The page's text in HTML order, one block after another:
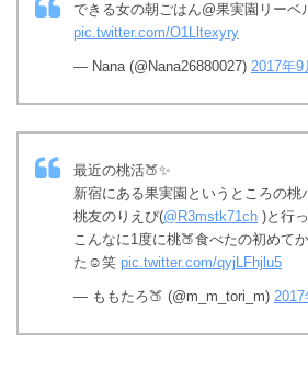
できる女の朝ごはん@果実園リーベ
pic.twitter.com/O1Lltexyry
— Nana (@Nana26880027) 2017年9
最近の桃活🍑✨
新宿にある果実園というところの桃
桃友のりえぴ(@R3mstk71ch
こんなに1度に桃🍑食べたの初めて
た☺笑 pic.twitter.com/qyjLFhjlu5
— ももたろ🍑 (@m_m_tori_m) 2017